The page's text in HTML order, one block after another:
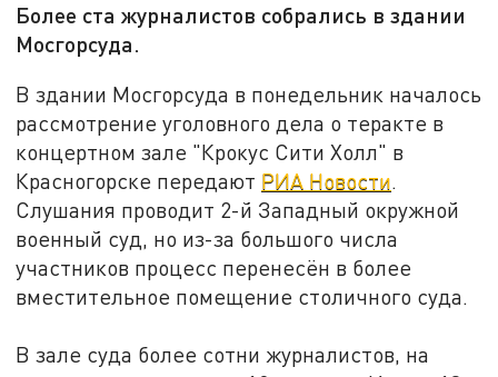
Более ста журналистов собрались в здании
Мосгорсуда.
В здании Мосгорсуда в понедельник началось
рассмотрение уголовного дела о теракте в
концертном зале "Крокус Сити Холл" в
Красногорске передают РИА Новости.
Слушания проводит 2-й Западный окружной
военный суд, но из-за большого числа
участников процесс перенесён в более
вместительное помещение столичного суда.
В зале суда более сотни журналистов, на